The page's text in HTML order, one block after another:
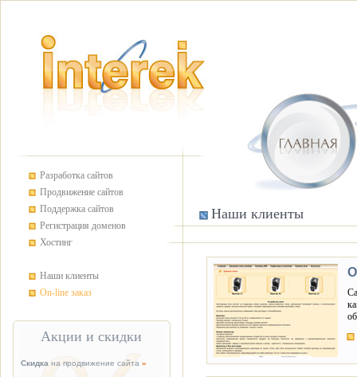
Разработка сайтов
Продвижение сайтов
Поддержка сайтов
Регистрация доменов
Хостинг
Наши клиенты
On-line заказ
Наши клиенты
Акции и скидки
Скидка на продвижение сайта »